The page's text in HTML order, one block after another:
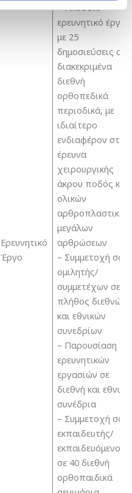
Ερευνητικό
Έργο
– Πλούσιο
ερευνητικό έργο
με 25
δημοσιεύσεις σε
διακεκριμένα
διεθνή
ορθοπεδικά
περιοδικά, με
ιδιαίτερο
ενδιαφέρον στην
έρευνα
χειρουργικής
άκρου ποδός και
ολικών
αρθροπλαστικών
μεγάλων
αρθρώσεων
– Συμμετοχή σαν
ομιλητής/
συμμετέχων σε
πλήθος διεθνών
και εθνικών
συνεδρίων
– Παρουσίαση 80
ερευνητικών
εργασιών σε
διεθνή και εθνικά
συνέδρια
– Συμμετοχή σαν
εκπαιδευτής/
εκπαιδευόμενος
σε 40 διεθνή
ορθοπαιδικά